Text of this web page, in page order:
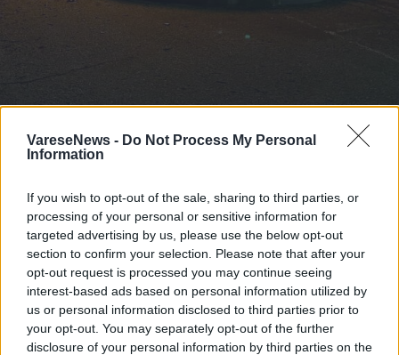
VareseNews - Do Not Process My Personal
Information
If you wish to opt-out of the sale, sharing to third parties, or
processing of your personal or sensitive information for
targeted advertising by us, please use the below opt-out
section to confirm your selection. Please note that after your
opt-out request is processed you may continue seeing
interest-based ads based on personal information utilized by
us or personal information disclosed to third parties prior to
your opt-out. You may separately opt-out of the further
disclosure of your personal information by third parties on the
I falò a Gorla Minore, Gorla Maggiore,
Marnate e Solbiate Olona
1 di 12